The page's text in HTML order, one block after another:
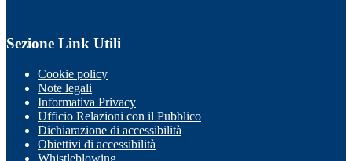
Sezione Link Utili
Cookie policy
Note legali
Informativa Privacy
Ufficio Relazioni con il Pubblico
Dichiarazione di accessibilità
Obiettivi di accessibilità
Whistleblowing